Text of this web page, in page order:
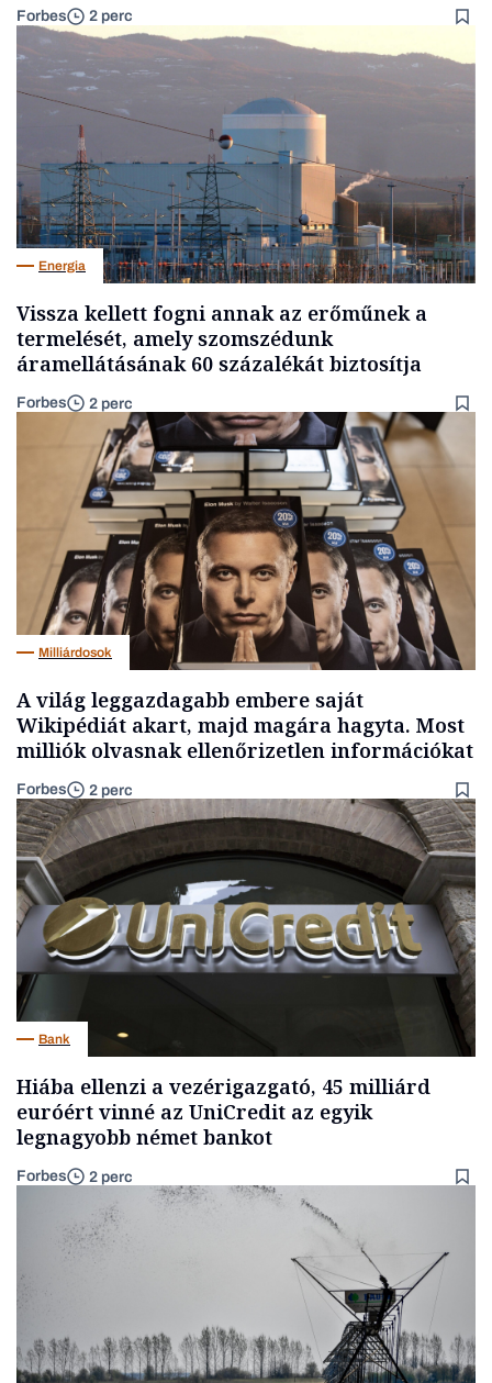
Forbes 2 perc
Energia
Vissza kellett fogni annak az erőműnek a
termelését, amely szomszédunk
áramellátásának 60 százalékát biztosítja
Forbes 2 perc
Milliárdosok
A világ leggazdagabb embere saját
Wikipédiát akart, majd magára hagyta. Most
milliók olvasnak ellenőrizetlen információkat
Forbes 2 perc
Bank
Hiába ellenzi a vezérigazgató, 45 milliárd
euróért vinné az UniCredit az egyik
legnagyobb német bankot
Forbes 2 perc